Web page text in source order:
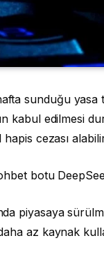
sunduğu yasa
kabul edilmesi
cezası
botu
piyasaya
az kaynak